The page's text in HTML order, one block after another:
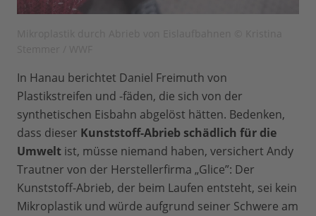
In Hanau berichtet Daniel Freimuth von
Plastikstreifen und -fäden, die sich von der
synthetischen Eisbahn abgelöst hätten. Bedenken,
dass dieser Kunststoff-Abrieb schädlich für die
Umwelt ist, müsse niemand haben, versichert Andy
Trautner von der Herstellerfirma „Glice”: Der
Kunststoff-Abrieb, der beim Laufen entsteht, sei kein
Mikroplastik und würde aufgrund seiner Schwere am